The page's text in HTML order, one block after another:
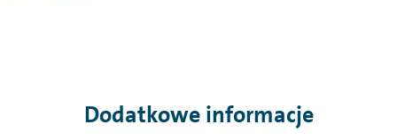
Dodatkowe informacje